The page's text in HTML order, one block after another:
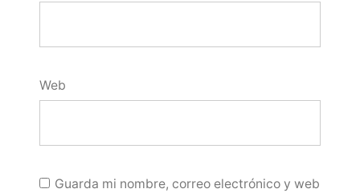
Web
Guarda mi nombre, correo electrónico y web